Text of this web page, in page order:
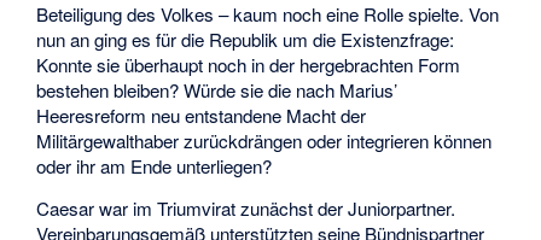
Beteiligung des Volkes – kaum noch eine Rolle spielte. Von
nun an ging es für die Republik um die Existenzfrage:
Konnte sie überhaupt noch in der hergebrachten Form
bestehen bleiben? Würde sie die nach Marius’
Heeresreform neu entstandene Macht der
Militärgewalthaber zurückdrängen oder integrieren können
oder ihr am Ende unterliegen?
Caesar war im Triumvirat zunächst der Juniorpartner.
Vereinbarungsgemäß unterstützten seine Bündnispartner